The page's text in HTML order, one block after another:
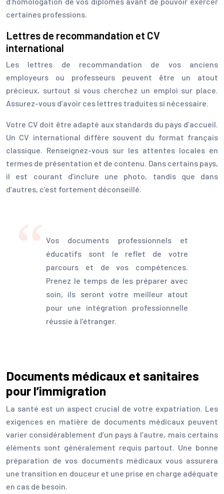
certaines professions.
Lettres de recommandation et CV
international
Les lettres de recommandation de vos anciens
employeurs ou professeurs peuvent être un atout
précieux, surtout si vous cherchez un emploi sur place.
Assurez-vous d’avoir ces lettres traduites si nécessaire.
Votre CV doit être adapté aux standards du pays d’accueil.
Un CV international diffère souvent du format français
classique. Renseignez-vous sur les attentes locales en
termes de présentation et de contenu. Dans certains pays,
il est courant d’inclure une photo, tandis que dans
d’autres, c’est fortement déconseillé.
Vos documents professionnels et
éducatifs sont le reflet de votre
parcours et de vos compétences.
Prenez le temps de les préparer avec
soin, ils seront votre meilleur atout
pour une intégration professionnelle
réussie à l’étranger.
Documents médicaux et sanitaires
pour l’immigration
La santé est un aspect crucial de votre expatriation. Les
exigences en matière de documents médicaux peuvent
varier considérablement d’un pays à l’autre, mais certains
éléments sont généralement requis partout. Une bonne
préparation de vos documents médicaux vous assurera
une transition en douceur et une prise en charge adéquate
en cas de besoin.